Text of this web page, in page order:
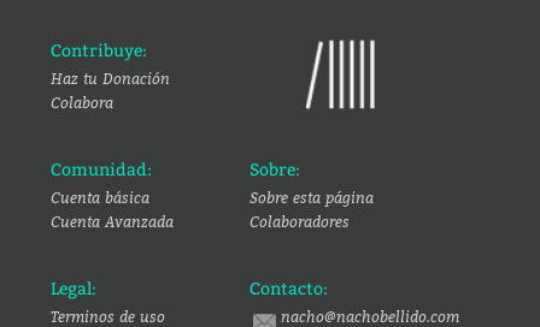
Contribuye:
Haz tu Donación
Colabora
Comunidad:
Cuenta básica
Cuenta Avanzada
Sobre:
Sobre esta página
Colaboradores
Legal:
Terminos de uso
Contacto:
nacho@nachobellido.com